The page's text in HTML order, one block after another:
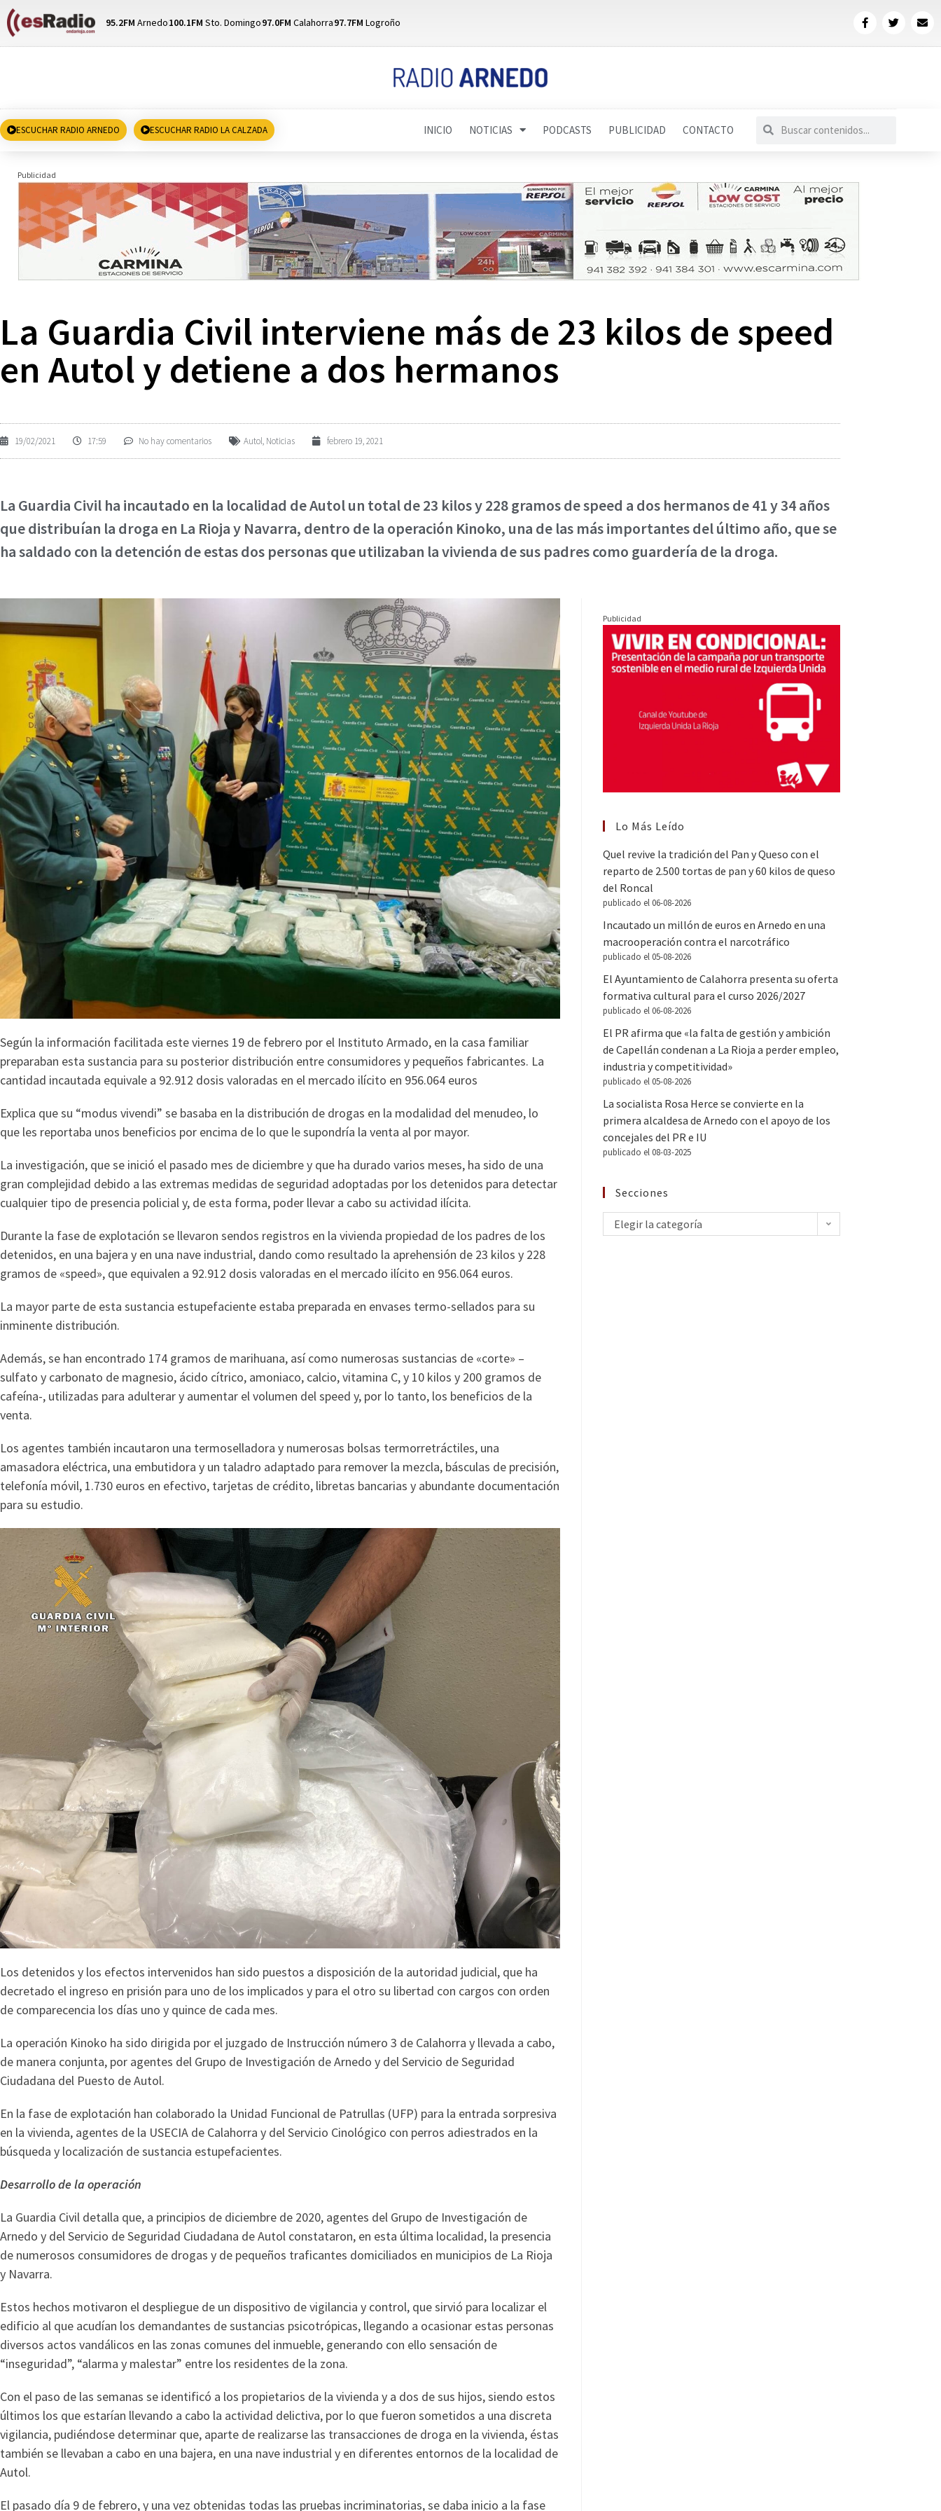
95.2FM Arnedo100.1FM Sto. Domingo97.0FM Calahorra97.7FM Logroño
ESCUCHAR RADIO ARNEDO ESCUCHAR RADIO LA CALZADA INICIO NOTICIAS PODCASTS PUBLICIDAD CONTACTO
Publicidad
La Guardia Civil interviene más de 23 kilos de speed
en Autol y detiene a dos hermanos
19/02/2021 17:59 No hay comentarios Autol, Noticias febrero 19, 2021
La Guardia Civil ha incautado en la localidad de Autol un total de 23 kilos y 228 gramos de speed a dos hermanos de 41 y 34 años
que distribuían la droga en La Rioja y Navarra, dentro de la operación Kinoko, una de las más importantes del último año, que se
ha saldado con la detención de estas dos personas que utilizaban la vivienda de sus padres como guardería de la droga.
Según la información facilitada este viernes 19 de febrero por el Instituto Armado, en la casa familiar
preparaban esta sustancia para su posterior distribución entre consumidores y pequeños fabricantes. La
cantidad incautada equivale a 92.912 dosis valoradas en el mercado ilícito en 956.064 euros
Explica que su “modus vivendi” se basaba en la distribución de drogas en la modalidad del menudeo, lo
que les reportaba unos beneficios por encima de lo que le supondría la venta al por mayor.
La investigación, que se inició el pasado mes de diciembre y que ha durado varios meses, ha sido de una
gran complejidad debido a las extremas medidas de seguridad adoptadas por los detenidos para detectar
cualquier tipo de presencia policial y, de esta forma, poder llevar a cabo su actividad ilícita.
Durante la fase de explotación se llevaron sendos registros en la vivienda propiedad de los padres de los
detenidos, en una bajera y en una nave industrial, dando como resultado la aprehensión de 23 kilos y 228
gramos de «speed», que equivalen a 92.912 dosis valoradas en el mercado ilícito en 956.064 euros.
La mayor parte de esta sustancia estupefaciente estaba preparada en envases termo-sellados para su
inminente distribución.
Además, se han encontrado 174 gramos de marihuana, así como numerosas sustancias de «corte» –
sulfato y carbonato de magnesio, ácido cítrico, amoniaco, calcio, vitamina C, y 10 kilos y 200 gramos de
cafeína-, utilizadas para adulterar y aumentar el volumen del speed y, por lo tanto, los beneficios de la
venta.
Los agentes también incautaron una termoselladora y numerosas bolsas termorretráctiles, una
amasadora eléctrica, una embutidora y un taladro adaptado para remover la mezcla, básculas de precisión,
telefonía móvil, 1.730 euros en efectivo, tarjetas de crédito, libretas bancarias y abundante documentación
para su estudio.
Los detenidos y los efectos intervenidos han sido puestos a disposición de la autoridad judicial, que ha
decretado el ingreso en prisión para uno de los implicados y para el otro su libertad con cargos con orden
de comparecencia los días uno y quince de cada mes.
La operación Kinoko ha sido dirigida por el juzgado de Instrucción número 3 de Calahorra y llevada a cabo,
de manera conjunta, por agentes del Grupo de Investigación de Arnedo y del Servicio de Seguridad
Ciudadana del Puesto de Autol.
En la fase de explotación han colaborado la Unidad Funcional de Patrullas (UFP) para la entrada sorpresiva
en la vivienda, agentes de la USECIA de Calahorra y del Servicio Cinológico con perros adiestrados en la
búsqueda y localización de sustancia estupefacientes.
Desarrollo de la operación
La Guardia Civil detalla que, a principios de diciembre de 2020, agentes del Grupo de Investigación de
Arnedo y del Servicio de Seguridad Ciudadana de Autol constataron, en esta última localidad, la presencia
de numerosos consumidores de drogas y de pequeños traficantes domiciliados en municipios de La Rioja
y Navarra.
Estos hechos motivaron el despliegue de un dispositivo de vigilancia y control, que sirvió para localizar el
edificio al que acudían los demandantes de sustancias psicotrópicas, llegando a ocasionar estas personas
diversos actos vandálicos en las zonas comunes del inmueble, generando con ello sensación de
“inseguridad”, “alarma y malestar” entre los residentes de la zona.
Con el paso de las semanas se identificó a los propietarios de la vivienda y a dos de sus hijos, siendo estos
últimos los que estarían llevando a cabo la actividad delictiva, por lo que fueron sometidos a una discreta
vigilancia, pudiéndose determinar que, aparte de realizarse las transacciones de droga en la vivienda, éstas
también se llevaban a cabo en una bajera, en una nave industrial y en diferentes entornos de la localidad de
Autol.
El pasado día 9 de febrero, y una vez obtenidas todas las pruebas incriminatorias, se daba inicio a la fase
Publicidad
Lo Más Leído
Quel revive la tradición del Pan y Queso con el
reparto de 2.500 tortas de pan y 60 kilos de queso
del Roncal
publicado el 06-08-2026
Incautado un millón de euros en Arnedo en una
macrooperación contra el narcotráfico
publicado el 05-08-2026
El Ayuntamiento de Calahorra presenta su oferta
formativa cultural para el curso 2026/2027
publicado el 06-08-2026
El PR afirma que «la falta de gestión y ambición
de Capellán condenan a La Rioja a perder empleo,
industria y competitividad»
publicado el 05-08-2026
La socialista Rosa Herce se convierte en la
primera alcaldesa de Arnedo con el apoyo de los
concejales del PR e IU
publicado el 08-03-2025
Secciones
Elegir la categoría